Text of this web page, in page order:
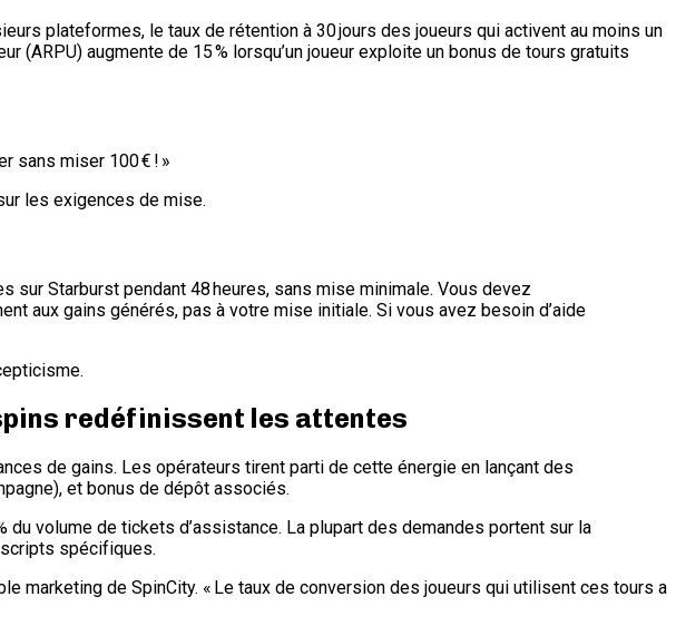
plateformes, le taux de rétention à 30 jours des joueurs qui activent au moins un
(ARPU) augmente de 15 % lorsqu’un joueur exploite un bonus de tours gratuits
sans miser 100 € ! »
les exigences de mise.
sur Starburst pendant 48 heures, sans mise minimale. Vous devez
aux gains générés, pas à votre mise initiale. Si vous avez besoin d’aide
redéfinissent les attentes
de gains. Les opérateurs tirent parti de cette énergie en lançant des
et bonus de dépôt associés.
volume de tickets d’assistance. La plupart des demandes portent sur la
spécifiques.
marketing de SpinCity. « Le taux de conversion des joueurs qui utilisent ces tours a